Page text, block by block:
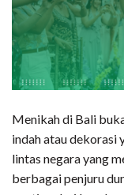
Menikah di Bali
indah atau dekorasi
lintas negara yang
berbagai penjuru